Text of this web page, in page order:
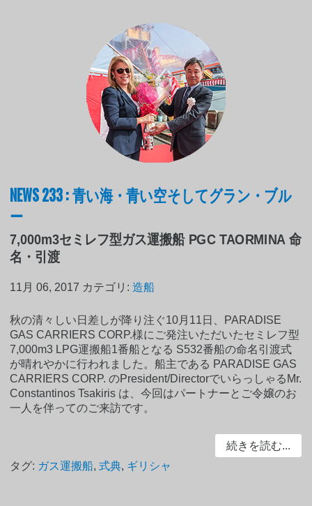
NEWS 233 : 青い海・青い空そしてグラン・ブル
ー
7,000m3セミレフ型ガス運搬船 PGC TAORMINA 命
名・引渡
11月 06, 2017 カテゴリ:造船
秋の清々しい日差しが降り注ぐ10月11日、PARADISE
GAS CARRIERS CORP.様にご発注いただいたセミレフ型
7,000m3 LPG運搬船1番船となる S532番船の命名引渡式
が晴れやかに行われました。船主である PARADISE GAS
CARRIERS CORP. のPresident/DirectorでいらっしゃるMr.
Constantinos Tsakiris は、今回はパートナーとご令嬢のお
一人を伴ってのご来訪です。
続きを読む...
タグ: ガス運搬船,式典, ギリシャ